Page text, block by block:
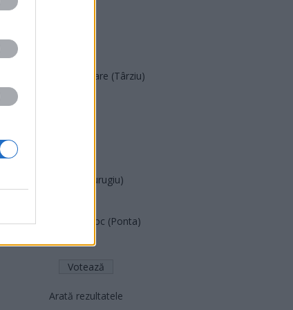
SOS (Șoșoacă)
PACE (Peia)
Acțiunea Conservatoare (Târziu)
PDF (Lazarus)
PNȚCD (Pavelescu)
PNCR (Terheș)
Partidul Patrioților (Surugiu)
România pe Primul Loc (Ponta)
Altul
Arată rezultatele